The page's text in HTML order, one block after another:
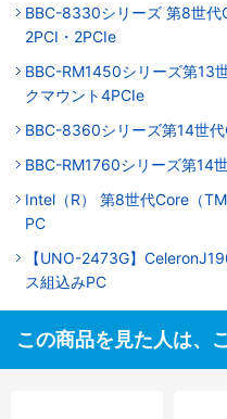
BBC-8330シリーズ 第8世代
2PCI・2PCIe
BBC-RM1450シリーズ第13
クマウント4PCIe
BBC-8360シリーズ第14世
BBC-RM1760シリーズ第14
Intel（R） 第8世代Core（
PC
【UNO-2473G】
ス組込みPC
この商品を見た人は、